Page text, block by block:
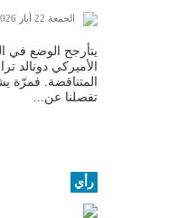
الجمعة 22 أيار 2026
يتأرجح الوضع في
الأميركي دونالد
المتناقضة. فمرّة
تفصلنا عن...
رأي